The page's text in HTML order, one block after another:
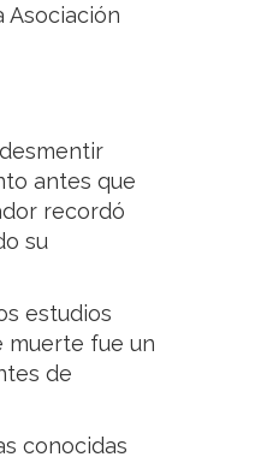
Asociación
antes que
recordó
su
estudios
muerte fue un
de
conocidas